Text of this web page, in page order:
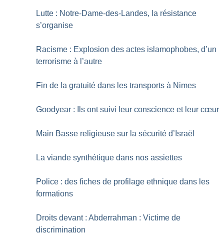
Lutte : Notre-Dame-des-Landes, la résistance
s’organise
Racisme : Explosion des actes islamophobes, d’un
terrorisme à l’autre
Fin de la gratuité dans les transports à Nimes
Goodyear : Ils ont suivi leur conscience et leur cœur
Main Basse religieuse sur la sécurité d’Israël
La viande synthétique dans nos assiettes
Police : des fiches de profilage ethnique dans les
formations
Droits devant : Abderrahman : Victime de
discrimination